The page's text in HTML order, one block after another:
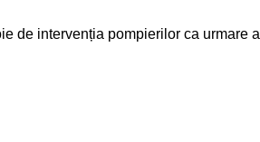
de intervenția pompierilor ca urmare a